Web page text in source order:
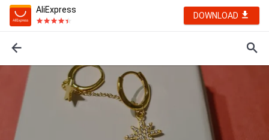
AliExpress
DOWNLOAD